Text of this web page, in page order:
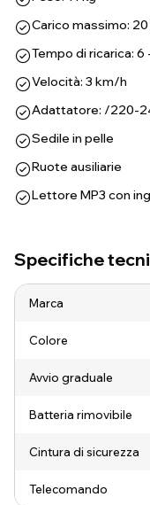
Carico massimo: 20
Tempo di ricarica: 6
Velocità: 3 km/h
Adattatore: /220-
Sedile in pelle
Ruote ausiliarie
Lettore MP3 con
Specifiche
Marca
Colore
Avvio graduale
Batteria rimovibile
Cintura di sicurezza
Telecomando